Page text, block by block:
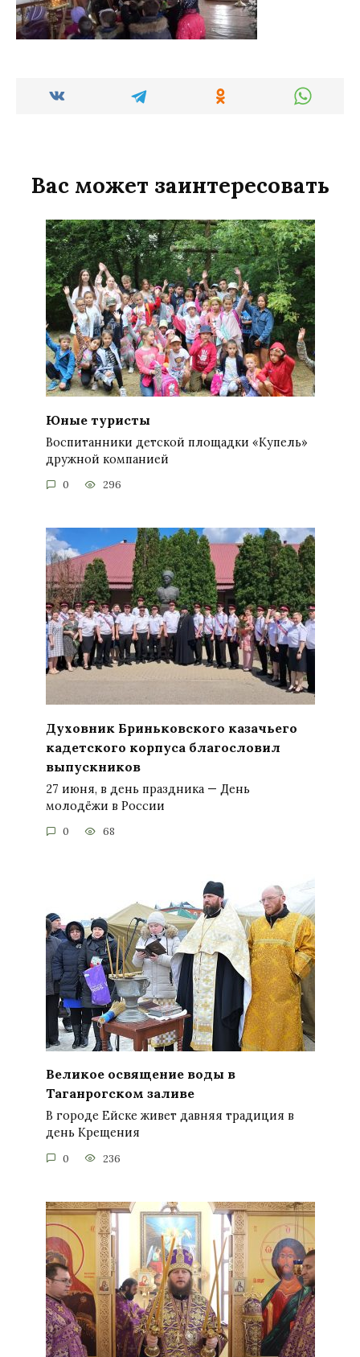
Вас может заинтересовать
Юные туристы
Воспитанники детской площадки «Купель»
дружной компанией
0 296
Духовник Бриньковского казачьего
кадетского корпуса благословил
выпускников
27 июня, в день праздника — День
молодёжи в России
0 68
Великое освящение воды в
Таганрогском заливе
В городе Ейске живет давняя традиция в
день Крещения
0 236